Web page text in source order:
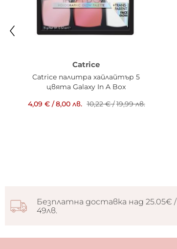
Catrice
Catrice палитра хайлайтър 5
цвята Galaxy In A Box
4,09 €/8,00 лв. 10,22 €/19,99 лв.
Безплатна доставка над 25.05€ /
49лв.